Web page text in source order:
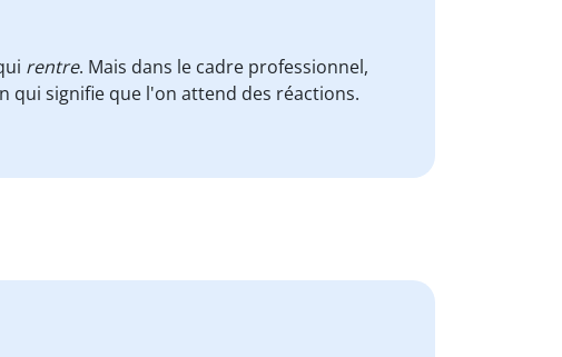
rentre. Mais dans le cadre professionnel,
qui signifie que l'on attend des réactions.